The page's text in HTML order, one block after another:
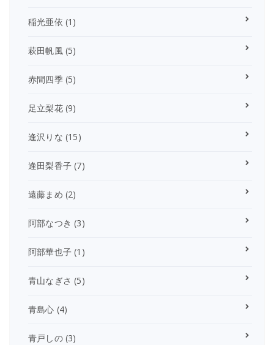
稲光亜依 (1)
萩田帆風(5)
赤間四季(5)
足立梨花(9)
逢沢りな (15)
逢田梨香子 (7)
遠藤まめ (2)
阿部なつき (3)
阿部華也子 (1)
青山なぎさ (5)
青島心 (4)
青戸しの(3)